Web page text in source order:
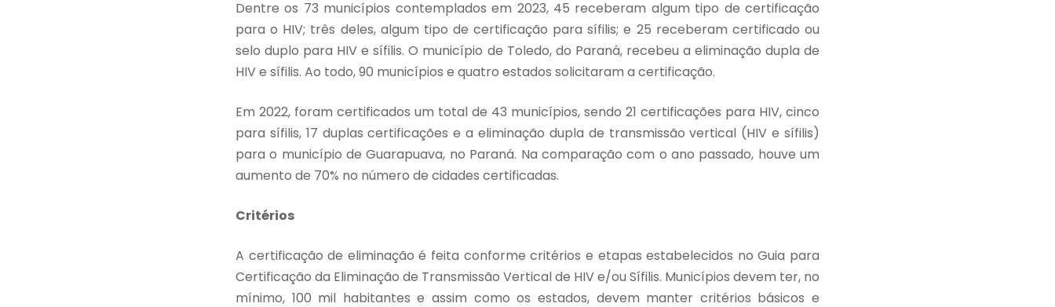
Dentre os 73 municípios contemplados em 2023, 45 receberam algum tipo de certificação
para o HIV; três deles, algum tipo de certificação para sífilis; e 25 receberam certificado ou
selo duplo para HIV e sífilis. O município de Toledo, do Paraná, recebeu a eliminação dupla de
HIV e sífilis. Ao todo, 90 municípios e quatro estados solicitaram a certificação.
Em 2022, foram certificados um total de 43 municípios, sendo 21 certificações para HIV, cinco
para sífilis, 17 duplas certificações e a eliminação dupla de transmissão vertical (HIV e sífilis)
para o município de Guarapuava, no Paraná. Na comparação com o ano passado, houve um
aumento de 70% no número de cidades certificadas.
Critérios
A certificação de eliminação é feita conforme critérios e etapas estabelecidos no Guia para
Certificação da Eliminação de Transmissão Vertical de HIV e/ou Sífilis. Municípios devem ter, no
mínimo, 100 mil habitantes e assim como os estados, devem manter critérios básicos e